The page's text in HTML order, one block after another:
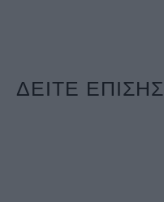
ΔΕΙΤΕ ΕΠΙΣΗΣ